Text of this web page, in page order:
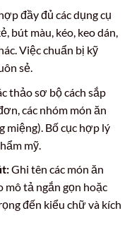
đầy đủ các dụng cụ
bút màu, kéo, keo dán,
Việc chuẩn bị kỹ
sẻ.
thảo sơ bộ cách sắp
các nhóm món ăn
miệng). Bố cục hợp lý
mỹ.
Ghi tên các món ăn
mô tả ngắn gọn hoặc
đến kiểu chữ và kích